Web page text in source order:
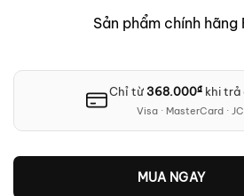
Sản phẩm chính hãng
Chỉ từ 368.000₫khi trả
Visa · MasterCard ·
MUA NGAY